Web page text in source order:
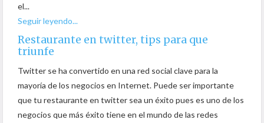
el...
Seguir leyendo...
Restaurante en twitter, tips para que
triunfe
Twitter se ha convertido en una red social clave para la
mayoría de los negocios en Internet. Puede ser importante
que tu restaurante en twitter sea un éxito pues es uno de los
negocios que más éxito tiene en el mundo de las redes